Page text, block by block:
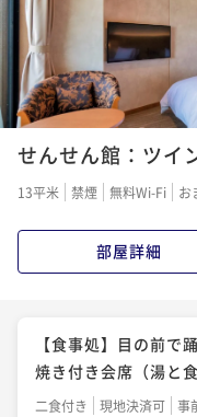
【食事処】お刺身10
会席（海の幸を堪能
【食事処】お肉が大
ラン』LOVELOVE肉
二食付き 現地決済可 事
せんせん館：ツイ
13平米 禁煙 無料Wi-Fi お
部屋詳細
【食事処】目の前
焼き付き会席（湯と
二食付き 現地決済可 事